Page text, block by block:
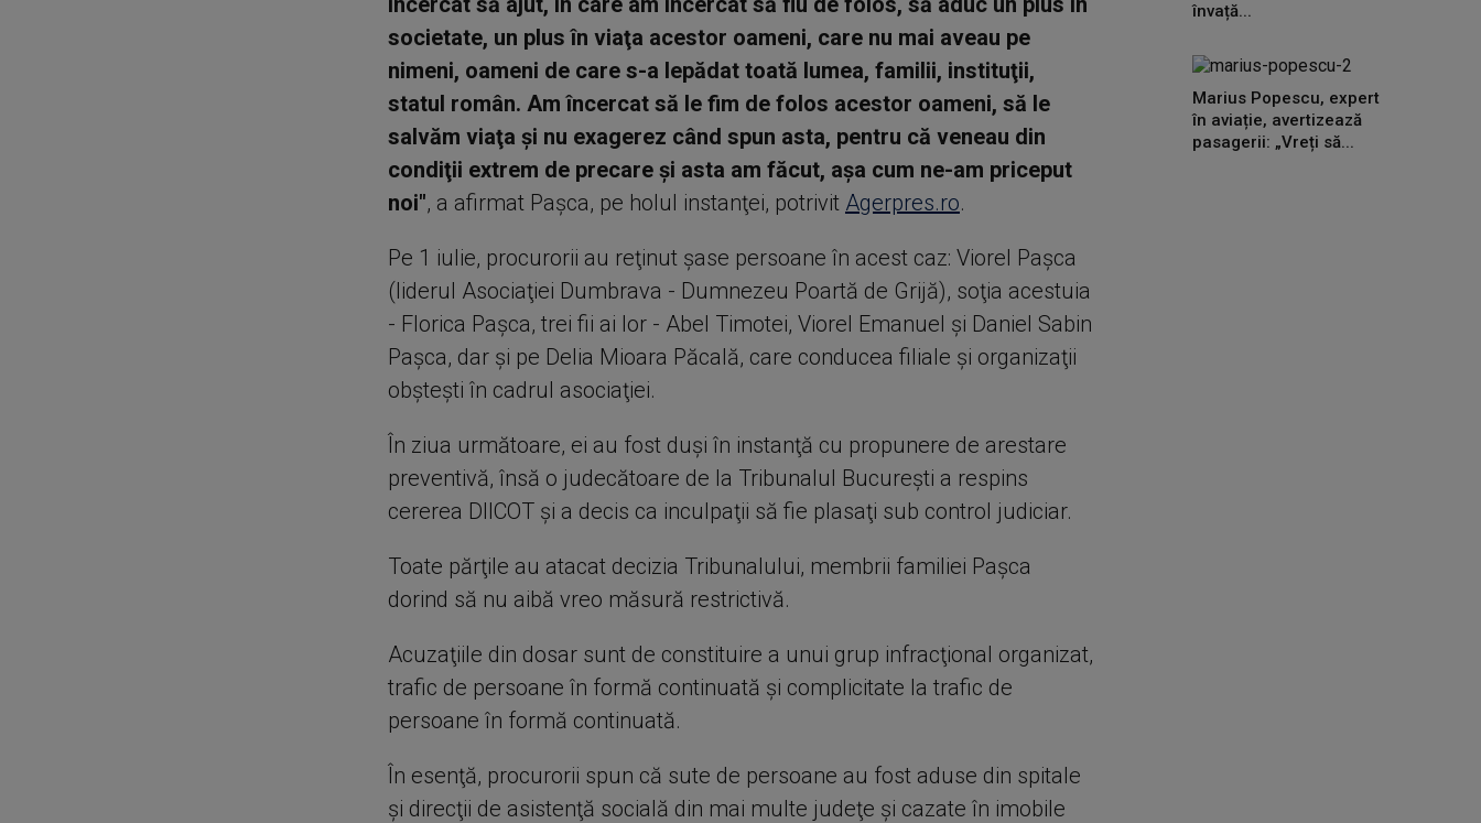
societate, un plus în viaţa acestor oameni, care nu mai aveau pe
nimeni, oameni de care s-a lepădat toată lumea, familii, instituţii,
statul român. Am încercat să le fim de folos acestor oameni, să le
salvăm viaţa şi nu exagerez când spun asta, pentru că veneau din
condiţii extrem de precare şi asta am făcut, aşa cum ne-am priceput
noi", a afirmat Paşca, pe holul instanţei, potrivit Agerpres.ro.
Pe 1 iulie, procurorii au reţinut şase persoane în acest caz: Viorel Paşca
(liderul Asociaţiei Dumbrava - Dumnezeu Poartă de Grijă), soţia acestuia
- Florica Paşca, trei fii ai lor - Abel Timotei, Viorel Emanuel şi Daniel Sabin
Paşca, dar şi pe Delia Mioara Păcală, care conducea filiale şi organizaţii
obşteşti în cadrul asociaţiei.
În ziua următoare, ei au fost duşi în instanţă cu propunere de arestare
preventivă, însă o judecătoare de la Tribunalul Bucureşti a respins
cererea DIICOT şi a decis ca inculpaţii să fie plasaţi sub control judiciar.
Toate părţile au atacat decizia Tribunalului, membrii familiei Paşca
dorind să nu aibă vreo măsură restrictivă.
Acuzaţiile din dosar sunt de constituire a unui grup infracţional organizat,
trafic de persoane în formă continuată şi complicitate la trafic de
persoane în formă continuată.
În esenţă, procurorii spun că sute de persoane au fost aduse din spitale
şi direcţii de asistenţă socială din mai multe judeţe şi cazate în imobile
învață...
Marius Popescu, expert
în aviație, avertizează
pasagerii: „Vreți să...